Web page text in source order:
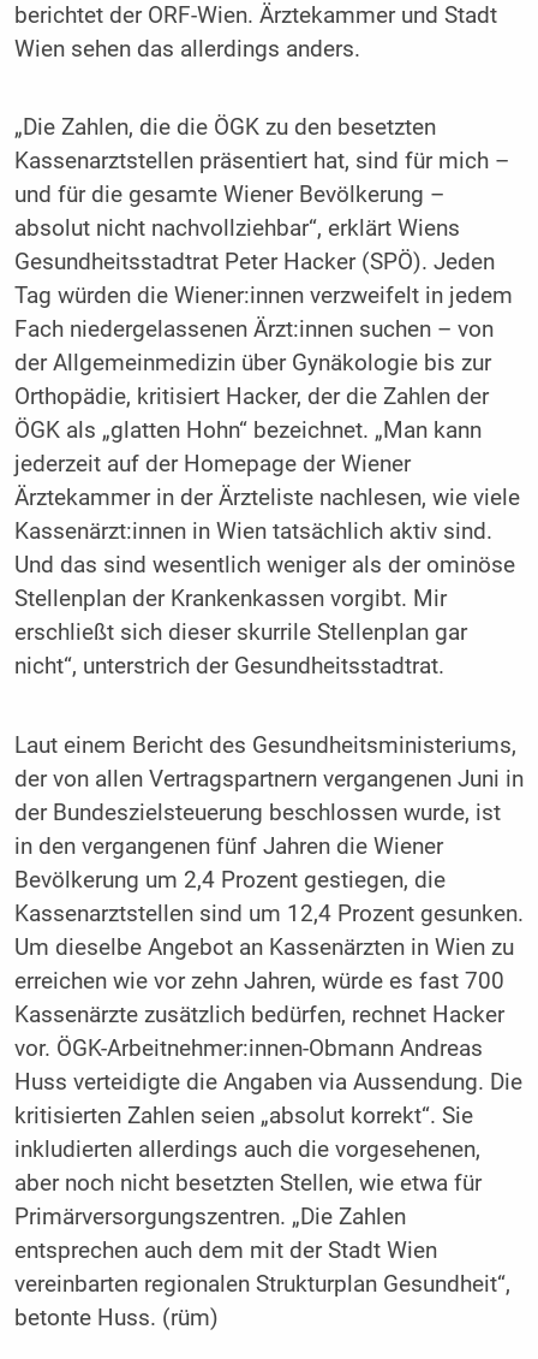
berichtet der ORF-Wien. Ärztekammer und Stadt
Wien sehen das allerdings anders.
„Die Zahlen, die die ÖGK zu den besetzten
Kassenarztstellen präsentiert hat, sind für mich –
und für die gesamte Wiener Bevölkerung –
absolut nicht nachvollziehbar“, erklärt Wiens
Gesundheitsstadtrat Peter Hacker (SPÖ). Jeden
Tag würden die Wiener:innen verzweifelt in jedem
Fach niedergelassenen Ärzt:innen suchen – von
der Allgemeinmedizin über Gynäkologie bis zur
Orthopädie, kritisiert Hacker, der die Zahlen der
ÖGK als „glatten Hohn“ bezeichnet. „Man kann
jederzeit auf der Homepage der Wiener
Ärztekammer in der Ärzteliste nachlesen, wie viele
Kassenärzt:innen in Wien tatsächlich aktiv sind.
Und das sind wesentlich weniger als der ominöse
Stellenplan der Krankenkassen vorgibt. Mir
erschließt sich dieser skurrile Stellenplan gar
nicht“, unterstrich der Gesundheitsstadtrat.
Laut einem Bericht des Gesundheitsministeriums,
der von allen Vertragspartnern vergangenen Juni in
der Bundeszielsteuerung beschlossen wurde, ist
in den vergangenen fünf Jahren die Wiener
Bevölkerung um 2,4 Prozent gestiegen, die
Kassenarztstellen sind um 12,4 Prozent gesunken.
Um dieselbe Angebot an Kassenärzten in Wien zu
erreichen wie vor zehn Jahren, würde es fast 700
Kassenärzte zusätzlich bedürfen, rechnet Hacker
vor. ÖGK-Arbeitnehmer:innen-Obmann Andreas
Huss verteidigte die Angaben via Aussendung. Die
kritisierten Zahlen seien „absolut korrekt“. Sie
inkludierten allerdings auch die vorgesehenen,
aber noch nicht besetzten Stellen, wie etwa für
Primärversorgungszentren. „Die Zahlen
entsprechen auch dem mit der Stadt Wien
vereinbarten regionalen Strukturplan Gesundheit“,
betonte Huss. (rüm)